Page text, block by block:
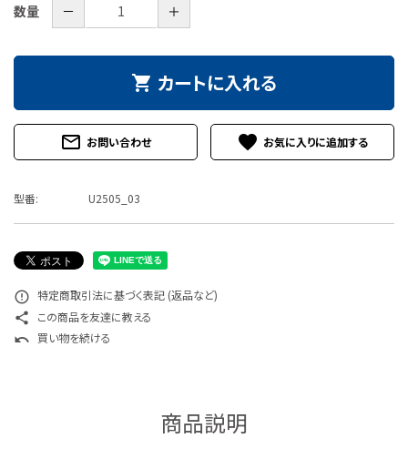
ご利用ガイド
プライバシーポリシー
特定商取引法について
数量 － ＋
shopping_cart カートに入れる
mail_outline お問い合わせ favorite
型番: U2505_03
error_outline 特定商取引法に基づく表記 (返品など)
share この商品を友達に教える
undo 買い物を続ける
商品説明